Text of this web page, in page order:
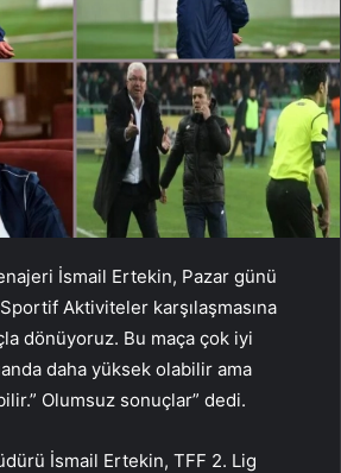
İsmail Ertekin, Pazar günü
Aktiviteler karşılaşmasına
dönüyoruz. Bu maça çok iyi
daha yüksek olabilir ama
Olumsuz sonuçlar” dedi.
İsmail Ertekin, TFF 2. Lig